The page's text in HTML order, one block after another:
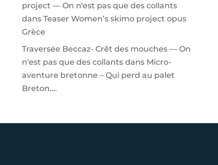
project — On n'est pas que des collants
dans Teaser Women’s skimo project opus
Grèce
Traversée Beccaz- Crêt des mouches — On
n'est pas que des collantsdans Micro-
aventure bretonne – Qui perd au palet
Breton….